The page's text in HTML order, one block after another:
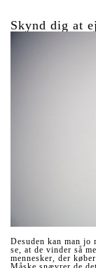
Skynd dig at
Desuden kan man jo
se, at de vinder så
mennesker, der